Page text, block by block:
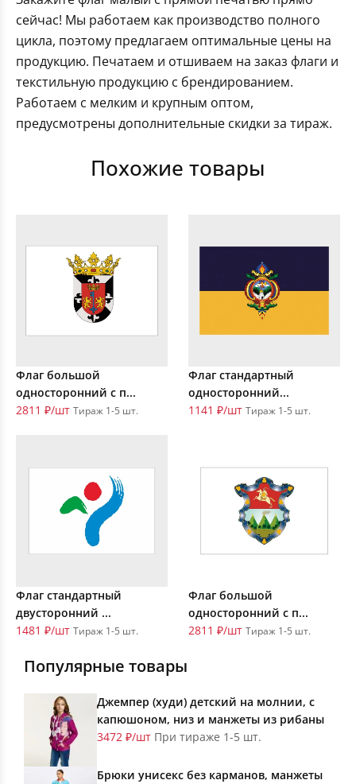
сейчас! Мы работаем как производство полного
цикла, поэтому предлагаем оптимальные цены на
продукцию. Печатаем и отшиваем на заказ флаги и
текстильную продукцию с брендированием.
Работаем с мелким и крупным оптом,
предусмотрены дополнительные скидки за тираж.
Похожие товары
Флаг большой
односторонний с п...
2811 ₽/шт Тираж 1-5 шт.
Флаг стандартный
односторонний...
1141 ₽/шт Тираж 1-5 шт.
Флаг стандартный
двусторонний ...
1481 ₽/шт Тираж 1-5 шт.
Флаг большой
односторонний с п...
2811 ₽/шт Тираж 1-5 шт.
Популярные товары
Джемпер (худи) детский на молнии, с
капюшоном, низ и манжеты из рибаны
3472 ₽/шт При тираже 1-5 шт.
Брюки унисекс без карманов, манжеты